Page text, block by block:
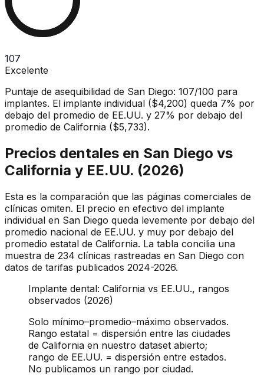
107
Excelente
Puntaje de asequibilidad de San Diego: 107/100 para
implantes. El implante individual ($4,200) queda 7% por
debajo del promedio de EE.UU. y 27% por debajo del
promedio de California ($5,733).
Precios dentales en San Diego vs
California y EE.UU. (2026)
Esta es la comparación que las páginas comerciales de
clínicas omiten. El precio en efectivo del implante
individual en San Diego queda levemente por debajo del
promedio nacional de EE.UU. y muy por debajo del
promedio estatal de California. La tabla concilia una
muestra de 234 clínicas rastreadas en San Diego con
datos de tarifas publicados 2024-2026.
Implante dental: California vs EE.UU., rangos
observados (2026)
Solo mínimo–promedio–máximo observados.
Rango estatal = dispersión entre las ciudades
de California en nuestro dataset abierto;
rango de EE.UU. = dispersión entre estados.
No publicamos un rango por ciudad.